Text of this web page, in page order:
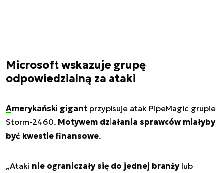
Microsoft wskazuje grupę
odpowiedzialną za ataki
Amerykański gigant przypisuje atak PipeMagic grupie
Storm-2460. Motywem działania sprawców miałyby
być kwestie finansowe.
„Ataki nie ograniczały się do jednej branżylub